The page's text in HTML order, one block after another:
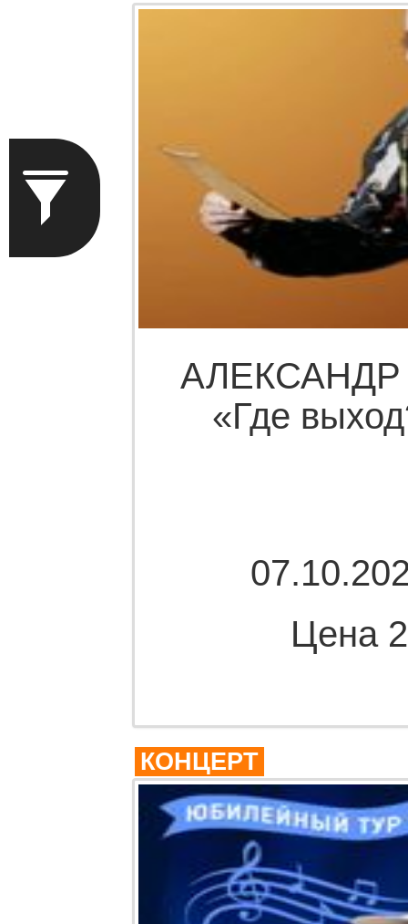
«Где
Цена
КОНЦЕРТ